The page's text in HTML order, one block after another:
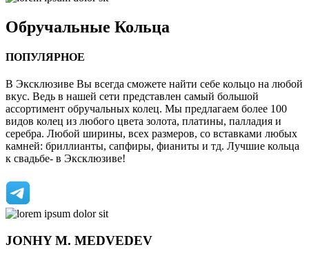
Обручальные Кольца
ПОПУЛЯРНОЕ
В Эксклюзиве Вы всегда сможете найти себе кольцо на любой
вкус. Ведь в нашей сети представлен самый большой
ассортимент обручальных колец. Мы предлагаем более 100
видов колец из любого цвета золота, платины, палладия и
серебра. Любой ширины, всех размеров, со вставками любых
камней: бриллианты, сапфиры, фианиты и тд. Лучшие кольца
к свадьбе- в Эксклюзиве!
JONHYM. MEDVEDEV